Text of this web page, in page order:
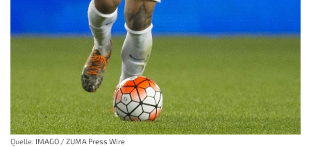
Quelle: IMAGO / ZUMA Press Wire